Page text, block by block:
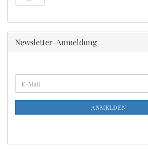
Newsletter-Anmeldung
ZUR
NEWSLETTER-
E-
Mail
ANMELDEN